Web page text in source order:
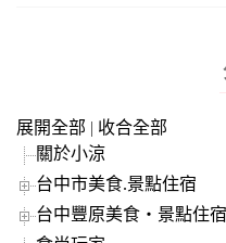
展開全部 | 收合全部
關於小涼
台中市美食.景點住宿
台中豐原美食‧景點住宿